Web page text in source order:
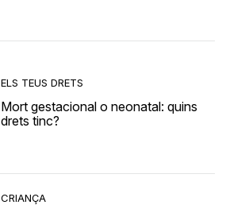
ELS TEUS DRETS
Mort gestacional o neonatal: quins
drets tinc?
CRIANÇA